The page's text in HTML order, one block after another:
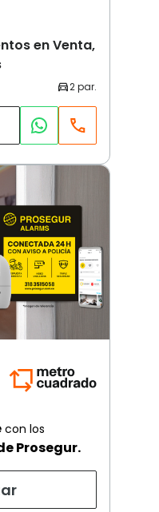
en Venta,
con los
Prosegur.